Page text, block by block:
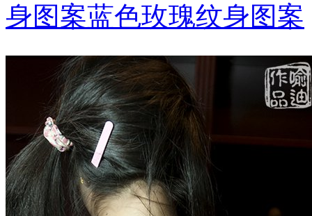
身图案蓝色玫瑰纹身图案